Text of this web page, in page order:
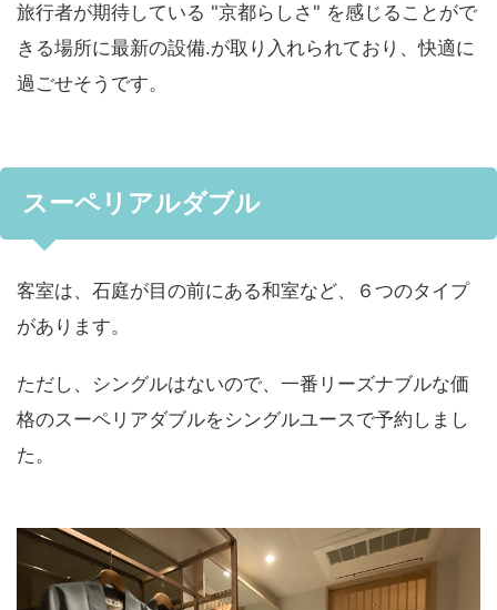
旅行者が期待している "京都らしさ" を感じることがで
きる場所に最新の設備.が取り入れられており、快適に
過ごせそうです。
スーペリアルダブル
客室は、石庭が目の前にある和室など、６つのタイプ
があります。
ただし、シングルはないので、一番リーズナブルな価
格のスーペリアダブルをシングルユースで予約しまし
た。